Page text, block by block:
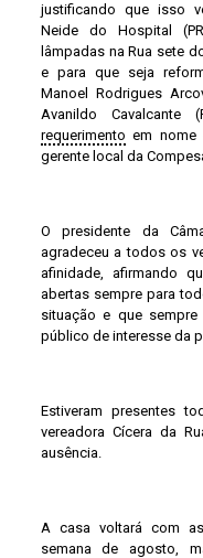
justificando que isso
Neide do Hospital
lâmpadas na Rua sete
e para que seja
Manoel Rodrigues
Avanildo
requerimento em nome
gerente local da
O presidente da
agradeceu a todos os
afinidade, afirmando
abertas sempre para
situação e que
público de interesse da
Estiveram presentes
vereadora Cícera da
ausência.
A casa voltará com
semana de agosto,